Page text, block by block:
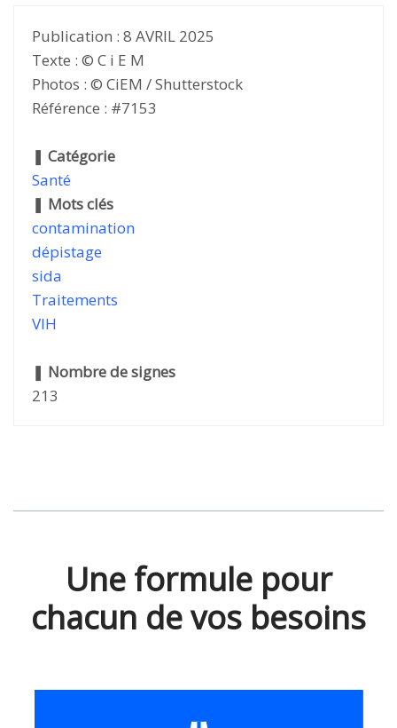
Publication : 8 AVRIL 2025
Texte : © C i E M
Photos : © CiEM / Shutterstock
Référence : #7153
❚ Catégorie
Santé
❚ Mots clés
contamination
dépistage
sida
Traitements
VIH
❚ Nombre de signes
213
Une formule pour
chacun de vos besoins